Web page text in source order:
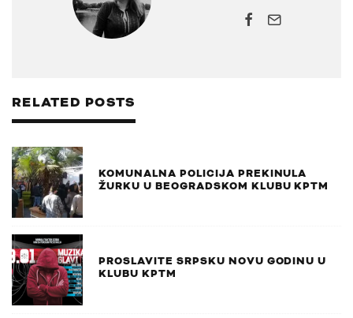
RELATED POSTS
KOMUNALNA POLICIJA PREKINULA
ŽURKU U BEOGRADSKOM KLUBU KPTM
PROSLAVITE SRPSKU NOVU GODINU U
KLUBU KPTM